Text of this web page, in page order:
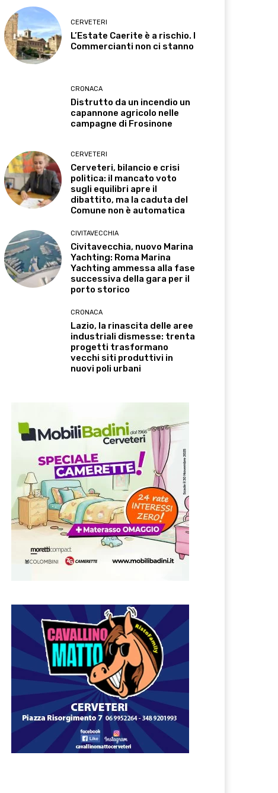
CERVETERI
L’Estate Caerite è a rischio. I
Commercianti non ci stanno
CRONACA
Distrutto da un incendio un
capannone agricolo nelle
campagne di Frosinone
CERVETERI
Cerveteri, bilancio e crisi
politica: il mancato voto
sugli equilibri apre il
dibattito, ma la caduta del
Comune non è automatica
CIVITAVECCHIA
Civitavecchia, nuovo Marina
Yachting: Roma Marina
Yachting ammessa alla fase
successiva della gara per il
porto storico
CRONACA
Lazio, la rinascita delle aree
industriali dismesse: trenta
progetti trasformano
vecchi siti produttivi in
nuovi poli urbani